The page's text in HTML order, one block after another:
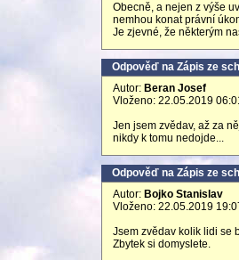
Obecně, a nejen z výše
nemhou konat právní
Je zjevné, že některým
Odpověď na Zápis ze
Autor: Beran Josef
Vloženo: 22.05.2019
Jen jsem zvědav, až za
nikdy k tomu nedojde...
Odpověď na Zápis ze
Autor: Bojko Stanislav
Vloženo: 22.05.2019
Jsem zvědav kolik lidi se
Zbytek si domyslete.